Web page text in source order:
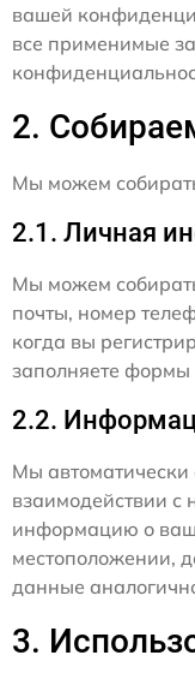
вашей
все применимые
2.
Мы можем
2.1. Личная
Мы можем
почты, номер
когда вы
заполняете формы
2.2.
Мы
взаимодействии
информацию о
местоположении,
данные
3.